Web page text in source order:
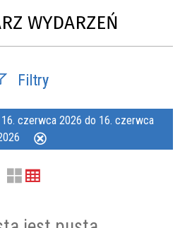
WYDARZEŃ
Filtry
fraza
czerwca 2026 do 16. czerwca
filtr